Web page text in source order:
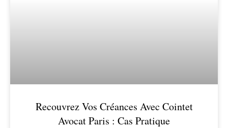
Recouvrez Vos Créances Avec Cointet
Avocat Paris : Cas Pratique